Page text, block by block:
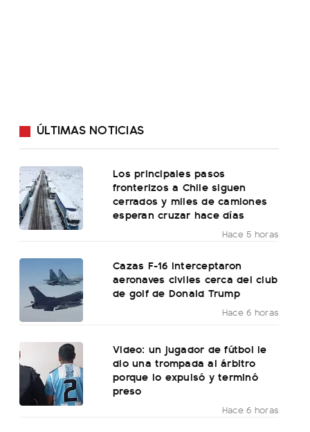
ÚLTIMAS NOTICIAS
Los principales pasos
fronterizos a Chile siguen
cerrados y miles de camiones
esperan cruzar hace días
Hace 5 horas
Cazas F-16 interceptaron
aeronaves civiles cerca del club
de golf de Donald Trump
Hace 6 horas
Video: un jugador de fútbol le
dio una trompada al árbitro
porque lo expulsó y terminó
preso
Hace 6 horas